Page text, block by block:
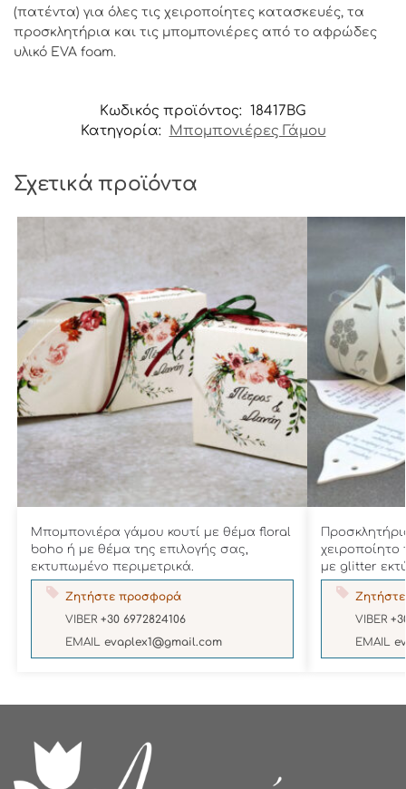
(πατέντα) για όλες τις χειροποίητες κατασκευές, τα
προσκλητήρια και τις μπομπονιέρες από το αφρώδες
υλικό EVA foam.
Κωδικός προϊόντος: 18417ΒG
Κατηγορία:
Μπομπονιέρες Γάμου
Σχετικά προϊόντα
Μπομπονιέρα γάμου κουτί με θέμα floral
boho ή με θέμα της επιλογής σας,
εκτυπωμένο περιμετρικά.
Ζητήστε προσφορά
VIBER +30 6972824106
EMAIL evaplex1@gmail.com
χειροποίητο
με glitter
VIBER
EMAIL